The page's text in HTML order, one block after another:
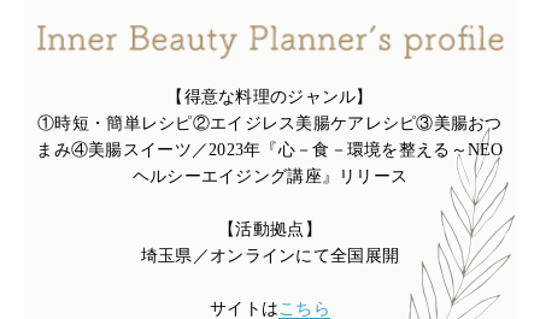
【得意な料理のジャンル】
①時短・簡単レシピ②エイジレス美腸ケアレシピ③美腸おつ
まみ④美腸スイーツ／2023年『心－食－環境を整える～NEO
ヘルシーエイジング講座』リリース
【活動拠点】
埼玉県／オンラインにて全国展開
サイトはこちら